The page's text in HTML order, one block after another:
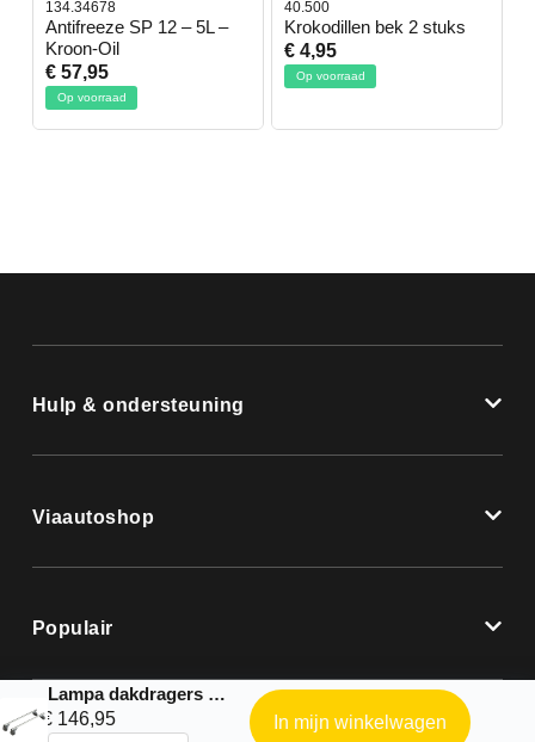
SP 12 – 5L –
Krokodillen bek 2 stuks
Hulp & ondersteuning
Viaautoshop
Populair
Lampa dakdragers |Nordrive Helio complete kit geschikt voor: – Volvo S90 4p – 2016 – 2024
€ 146,95 In mijn winkelwagen